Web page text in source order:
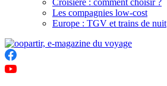
Croisière : comment choisir ?
Les compagnies low-cost
Europe : TGV et trains de nuit